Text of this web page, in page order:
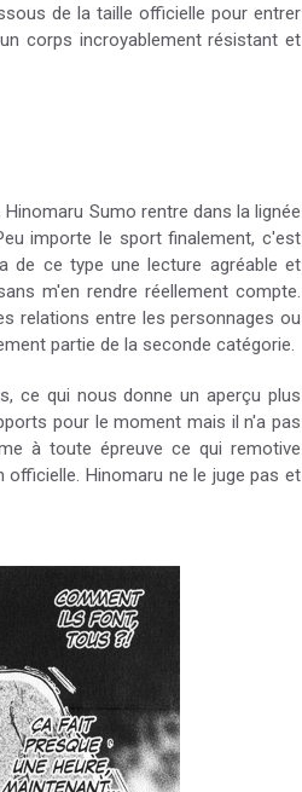
de la taille officielle pour entrer
corps incroyablement résistant et
Sumo rentre dans la lignée
importe le sport finalement, c'est
de ce type une lecture agréable et
m'en rendre réellement compte.
relations entre les personnages ou
partie de la seconde catégorie.
ce qui nous donne un aperçu plus
pour le moment mais il n'a pas
à toute épreuve ce qui remotive
Hinomaru ne le juge pas et